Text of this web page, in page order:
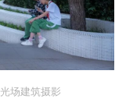
光场建筑摄影